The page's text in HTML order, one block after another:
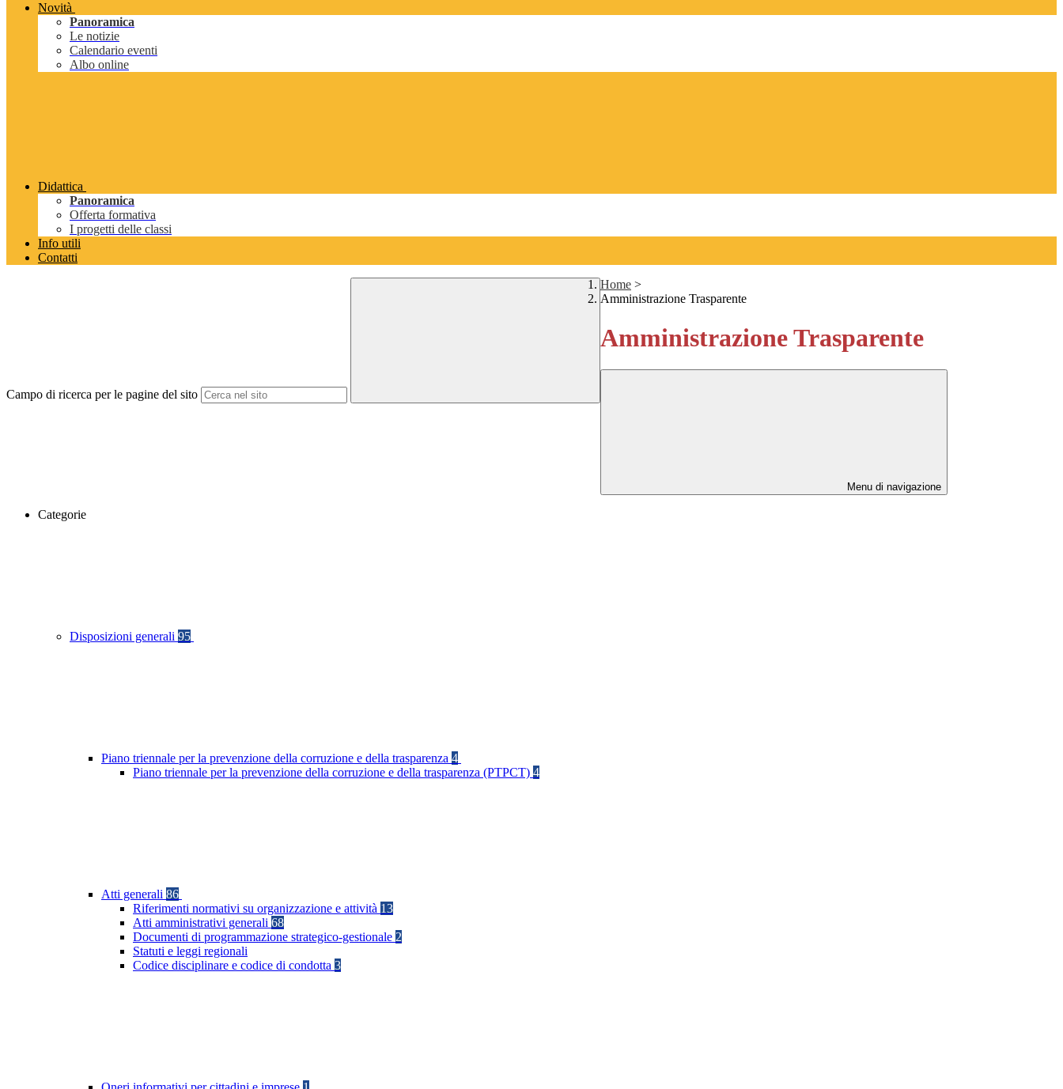
Novità
Panoramica
Le notizie
Calendario eventi
Albo online
Didattica
Panoramica
Offerta formativa
I progetti delle classi
Info utili
Contatti
Campo di ricerca per le pagine del sito
Home >
Amministrazione Trasparente
Amministrazione Trasparente
Menu di navigazione
Categorie
Disposizioni generali 95
Piano triennale per la prevenzione della corruzione e della trasparenza 4
Piano triennale per la prevenzione della corruzione e della trasparenza (PTPCT) 4
Atti generali 86
Riferimenti normativi su organizzazione e attività 13
Atti amministrativi generali 68
Documenti di programmazione strategico-gestionale 2
Statuti e leggi regionali
Codice disciplinare e codice di condotta 3